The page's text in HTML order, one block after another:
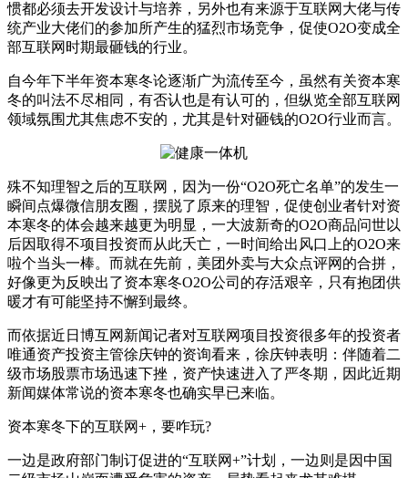
惯都必须去开发设计与培养，另外也有来源于互联网大佬与传
统产业大佬们的参加所产生的猛烈市场竞争，促使O2O变成全
部互联网时期最砸钱的行业。
自今年下半年资本寒冬论逐渐广为流传至今，虽然有关资本寒
冬的叫法不尽相同，有否认也是有认可的，但纵览全部互联网
领域氛围尤其焦虑不安的，尤其是针对砸钱的O2O行业而言。
殊不知理智之后的互联网，因为一份“O2O死亡名单”的发生一
瞬间点爆微信朋友圈，摆脱了原来的理智，促使创业者针对资
本寒冬的体会越来越更为明显，一大波新奇的O2O商品问世以
后因取得不项目投资而从此夭亡，一时间给出风口上的O2O来
啦个当头一棒。而就在先前，美团外卖与大众点评网的合拼，
好像更为反映出了资本寒冬O2O公司的存活艰辛，只有抱团供
暖才有可能坚持不懈到最终。
而依据近日博互网新闻记者对互联网项目投资很多年的投资者
唯通资产投资主管徐庆钟的资询看来，徐庆钟表明：伴随着二
级市场股票市场迅速下挫，资产快速进入了严冬期，因此近期
新闻媒体常说的资本寒冬也确实早已来临。
资本寒冬下的互联网+，要咋玩?
一边是政府部门制订促进的“互联网+”计划，一边则是因中国